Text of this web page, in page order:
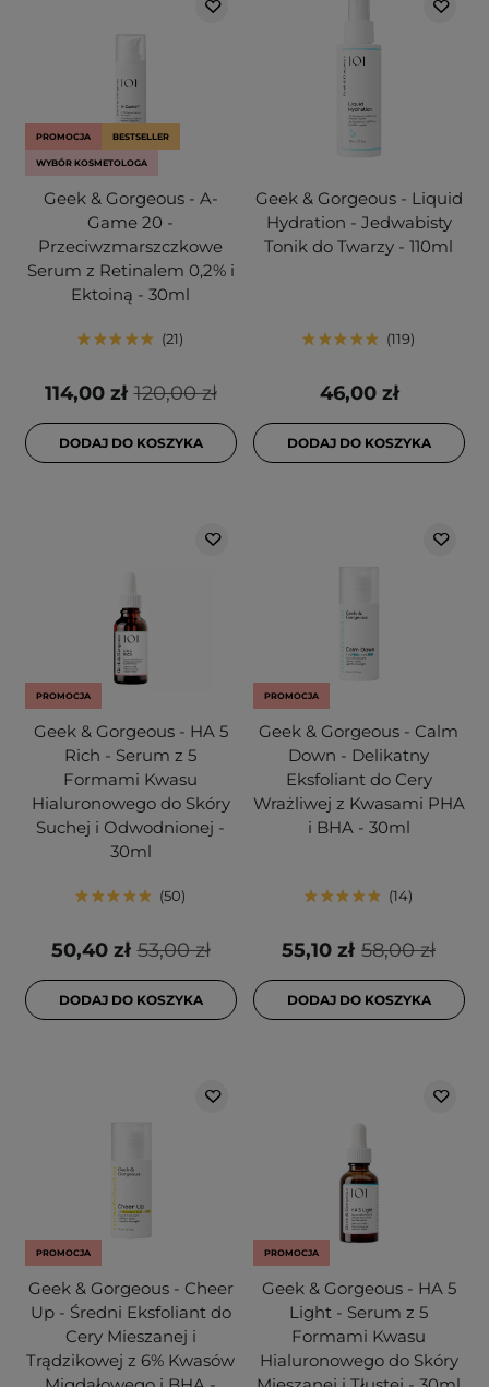
PROMOCJA BESTSELLER
WYBÓR KOSMETOLOGA
Geek & Gorgeous - A-
Game 20 -
Przeciwzmarszczkowe
Serum z Retinalem 0,2% i
Ektoiną - 30ml
21
120,00 zł
114,00 zł
DODAJ DO KOSZYKA
Geek & Gorgeous - Liquid
Hydration - Jedwabisty
Tonik do Twarzy - 110ml
119
46,00 zł
DODAJ DO KOSZYKA
PROMOCJA
Geek & Gorgeous - HA 5
Rich - Serum z 5
Formami Kwasu
Hialuronowego do Skóry
Suchej i Odwodnionej -
30ml
50
53,00 zł
50,40 zł
DODAJ DO KOSZYKA
PROMOCJA
Geek & Gorgeous - Calm
Down - Delikatny
Eksfoliant do Cery
Wrażliwej z Kwasami PHA
i BHA - 30ml
14
58,00 zł
55,10 zł
DODAJ DO KOSZYKA
PROMOCJA
Geek & Gorgeous - Cheer
Up - Średni Eksfoliant do
Cery Mieszanej i
Trądzikowej z 6% Kwasów
PROMOCJA
Geek & Gorgeous - HA 5
Light - Serum z 5
Formami Kwasu
Hialuronowego do Skóry